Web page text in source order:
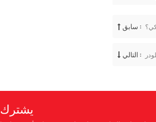
سابق :
التالي :
يشترك